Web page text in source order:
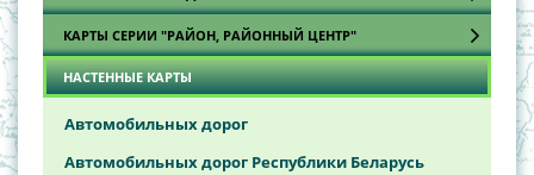
Атласы охотника и рыболова
Карты
КАРТЫ СЕРИИ "РАЙОН, РАЙОННЫЙ ЦЕНТР"
Брестская область
Витебская область
Гомельская область
НАСТЕННЫЕ КАРТЫ
Автомобильных дорог
Автомобильных дорог Республики Беларусь